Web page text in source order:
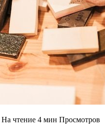
На чтение 4 мин Просмотров